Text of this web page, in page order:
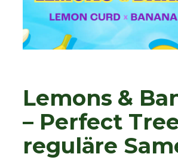
Lemons &
– Perfect
reguläre